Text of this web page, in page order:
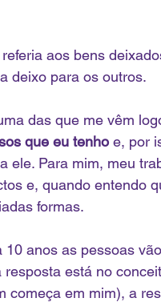
aos bens
deixo para os outros.
das que me vêm
que eu tenho e, por
ele. Para mim, meu
e, quando entendo
formas.
anos as pessoas
está no
começa em mim), a